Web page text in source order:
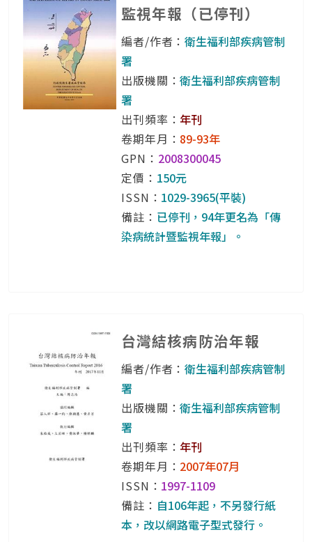
監視年報（已停刊）
編者/作者：衛生福利部疾病管制
署
出版機關：衛生福利部疾病管制
署
出刊頻率： 年刊
卷期年月： 89-93年
GPN： 2008300045
定價： 150元
ISSN： 1029-3965(平裝)
備註： 已停刊，94年更名為「傳
染病統計暨監視年報」。
台灣結核病防治年報
編者/作者：衛生福利部疾病管制
署
出版機關：衛生福利部疾病管制
署
出刊頻率： 年刊
卷期年月： 2007年07月
ISSN： 1997-1109
備註： 自106年起，不另發行紙
本，改以網路電子型式發行。